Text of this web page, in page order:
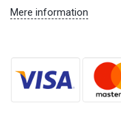
Mere information